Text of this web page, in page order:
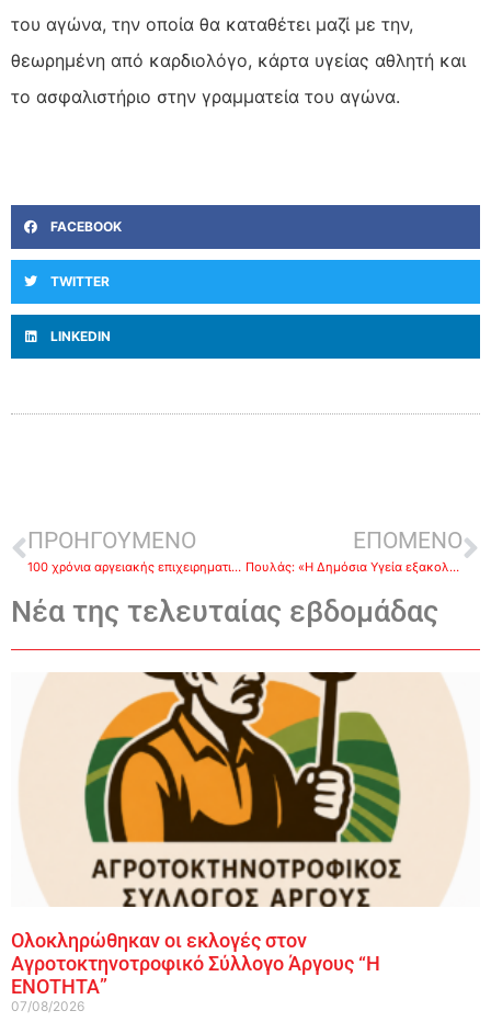
του αγώνα, την οποία θα καταθέτει μαζί με την,
θεωρημένη από καρδιολόγο, κάρτα υγείας αθλητή και
το ασφαλιστήριο στην γραμματεία του αγώνα.
FACEBOOK
TWITTER
LINKEDIN
ΠΡΟΗΓΟΥΜΕΝΟ
100 χρόνια αργειακής επιχειρηματικότητας. Να μιλήσουμε για πολιτιστική οικονομία και δημιουργικότητα;-Του Γιώργου Κόνδη
ΕΠΟΜΕΝΟ
Πουλάς: «Η Δημόσια Υγεία εξακολουθεί να βρίσκεται στο στόχαστρο της κυβέρνησης» (βίντεο)
Νέα της τελευταίας εβδομάδας
Ολοκληρώθηκαν οι εκλογές στον
Αγροτοκτηνοτροφικό Σύλλογο Άργους “Η
ΕΝΟΤΗΤΑ”
07/08/2026